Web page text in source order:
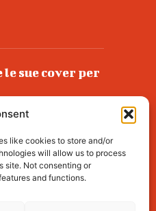
like cookies to store and/or
will allow us to process
site. Not consenting or
and functions.
le sue cover per